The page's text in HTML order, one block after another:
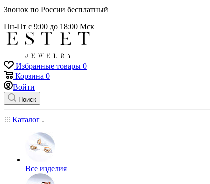
Звонок по России бесплатный
Пн-Пт с 9:00 до 18:00 Мск
Избранные товары 0
Корзина 0
Войти
Поиск
Каталог
Все изделия